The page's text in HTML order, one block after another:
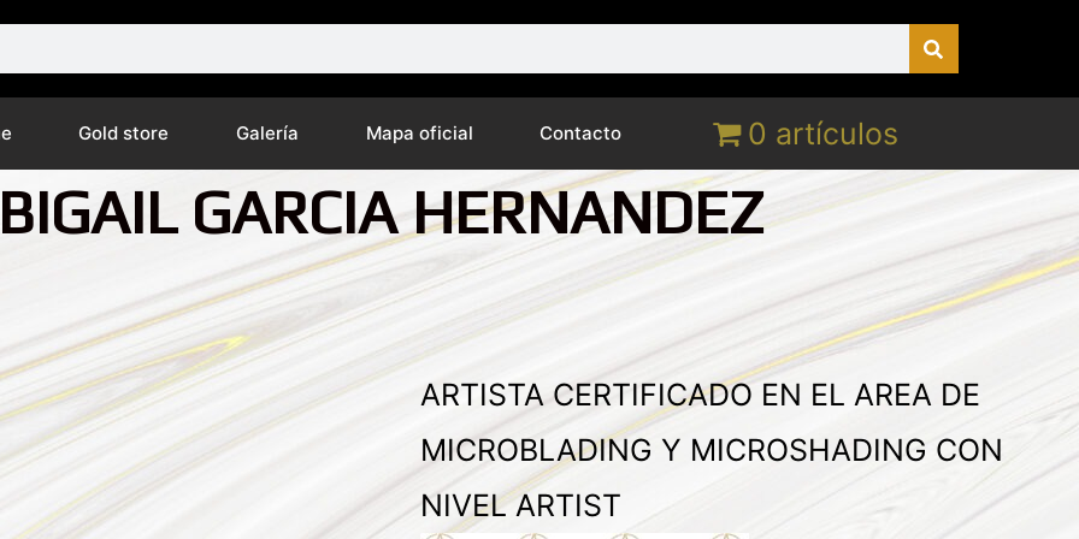
Gold store Galería Mapa oficial Contacto 0 artículos
GARCIA HERNANDEZ
ARTISTA CERTIFICADO EN EL AREA DE
MICROBLADING Y MICROSHADING CON
NIVEL ARTIST